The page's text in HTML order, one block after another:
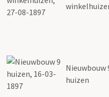
Nieuwbouw
huizen